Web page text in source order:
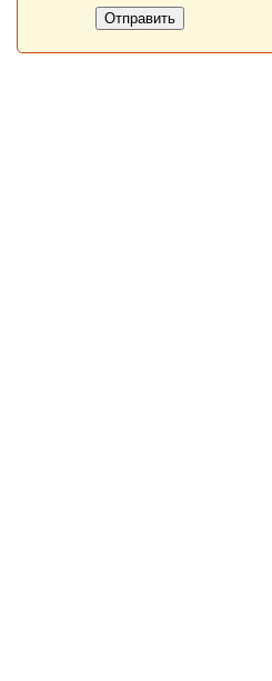
Отправить